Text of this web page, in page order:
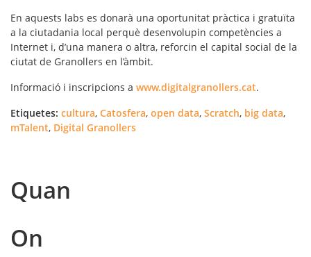
En aquests labs es donarà una oportunitat pràctica i gratuïta
a la ciutadania local perquè desenvolupin competències a
Internet i, d’una manera o altra, reforcin el capital social de la
ciutat de Granollers en l’àmbit.
Informació i inscripcions a www.digitalgranollers.cat.
Etiquetes: cultura, Catosfera, open data, Scratch, big data,
mTalent, Digital Granollers
Quan
On